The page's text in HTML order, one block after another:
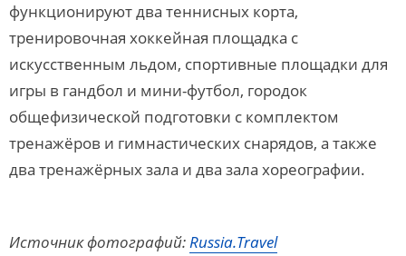
функционируют два теннисных корта,
тренировочная хоккейная площадка с
искусственным льдом, спортивные площадки для
игры в гандбол и мини-футбол, городок
общефизической подготовки с комплектом
тренажёров и гимнастических снарядов, а также
два тренажёрных зала и два зала хореографии.
Источник фотографий:Russia.Travel